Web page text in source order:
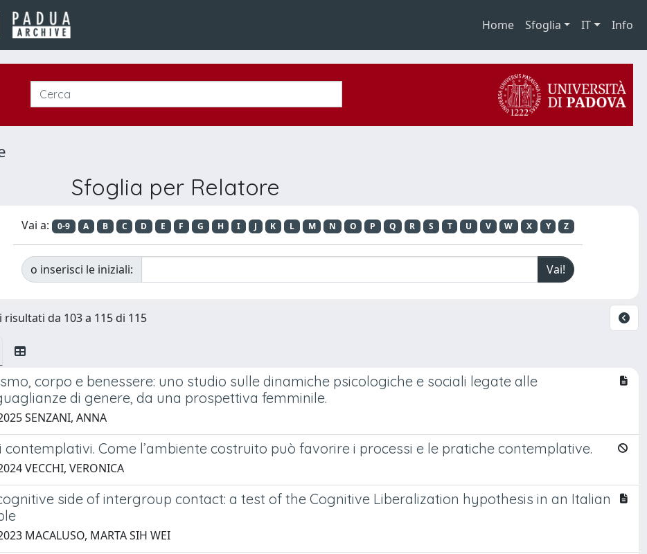
Home Sfoglia IT Info
Sfoglia per Relatore
Vai a: 0-9 A B C D E F G H I J K L M N O P Q R S T U V W X Y Z
o inserisci le iniziali:
da 103 a 115 di 115
corpo e benessere: uno studio sulle dinamiche psicologiche e sociali legate alle
di genere, da una prospettiva femminile.
SENZANI, ANNA
contemplativi. Come l’ambiente costruito può favorire i processi e le pratiche contemplative.
VECCHI, VERONICA
side of intergroup contact: a test of the Cognitive Liberalization hypothesis in an Italian
MACALUSO, MARTA SIH WEI